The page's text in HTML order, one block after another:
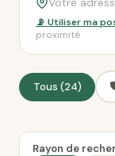
📡 Utiliser ma
proximité
Tous (24)
Rayon de